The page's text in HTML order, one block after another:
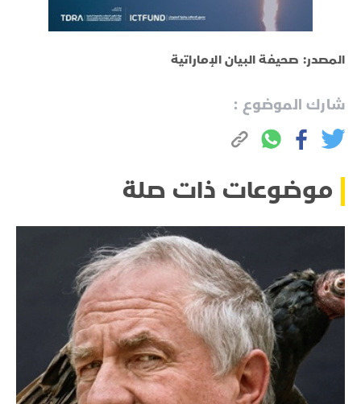
المصدر: صحيفة البيان الإماراتية
شارك الموضوع :
موضوعات ذات صلة